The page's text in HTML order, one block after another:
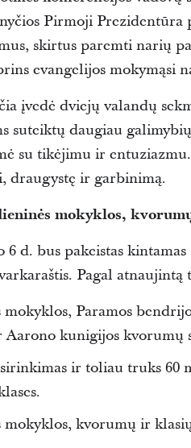
Pirmoji
skirtus paremti narių
evangelijos mokymąsi
įvedė dviejų valandų
suteiktų daugiau
su tikėjimu ir
draugystę ir garbinimą.
mokyklos,
6 d. bus pakeistas
Pagal atnaujintą
mokyklos, Paramos
kunigijos kvorumų
ir toliau truks 60
mokyklos, kvorumų ir